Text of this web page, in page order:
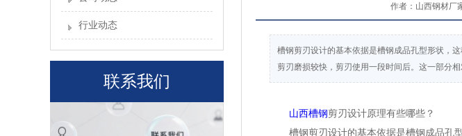
行业动态
联系我们
作者：山西钢材厂
槽钢剪刃设计的基本依据是槽钢成品孔型形状，
剪刃磨损较快，剪刃使用一段时间后。这一部分
山西槽钢剪刃设计原理有些哪些？
槽钢剪刃设计的基本依据是槽钢成品孔